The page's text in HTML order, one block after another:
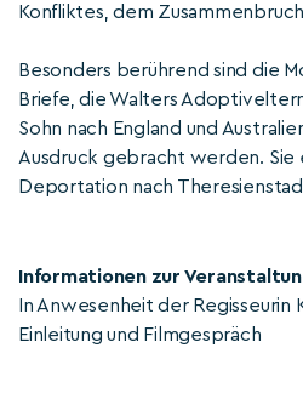
Konfliktes, dem
Besonders berührend sind die
Briefe, die Walters
Sohn nach England und
Ausdruck gebracht werden. Sie
Deportation nach
Informationen zur
In Anwesenheit der Regisseurin
Einleitung und Filmgespräch